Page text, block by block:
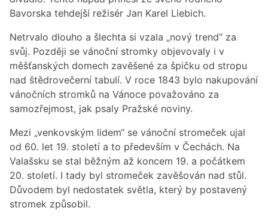
Bavorska tehdejší režisér Jan Karel Liebich.
Netrvalo dlouho a šlechta si vzala „nový trend“ za
svůj. Později se vánoční stromky objevovaly i v
měšťanských domech zavěšené za špičku od stropu
nad štědrovečerní tabulí. V roce 1843 bylo nakupování
vánočních stromků na Vánoce považováno za
samozřejmost, jak psaly Pražské noviny.
Mezi „venkovským lidem“ se vánoční stromeček ujal
od 60. let 19. století a to především v Čechách. Na
Valašsku se stal běžným až koncem 19. a počátkem
20. století. I tady byl stromeček zavěšován nad stůl.
Důvodem byl nedostatek světla, který by postavený
stromek způsobil.